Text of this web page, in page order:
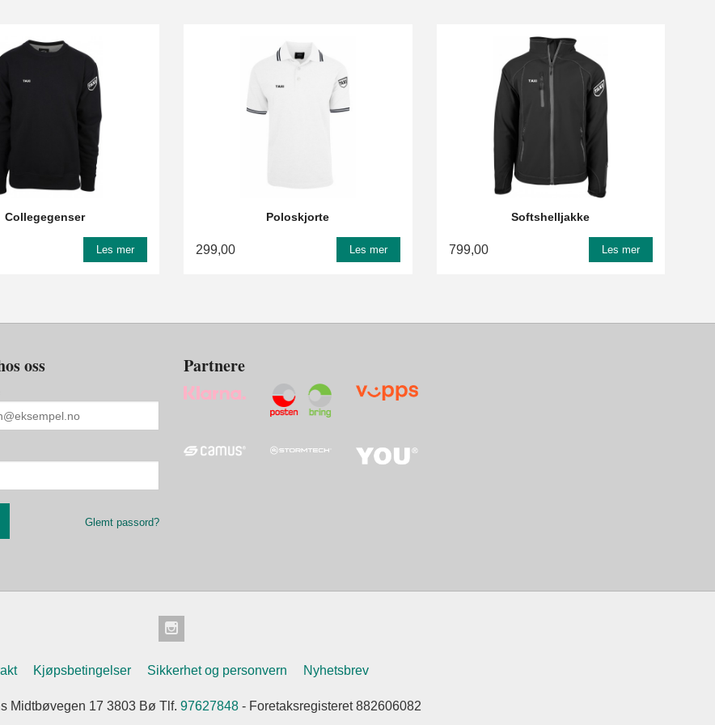
Collegegenser
Les mer
Poloskjorte
299,00 Les mer
Softshelljakke
799,00 Les mer
oss
Glemt passord?
Partnere
Kjøpsbetingelser Sikkerhet og personvern Nyhetsbrev
Midtbøvegen 17 3803 Bø Tlf. 97627848 - Foretaksregisteret 882606082